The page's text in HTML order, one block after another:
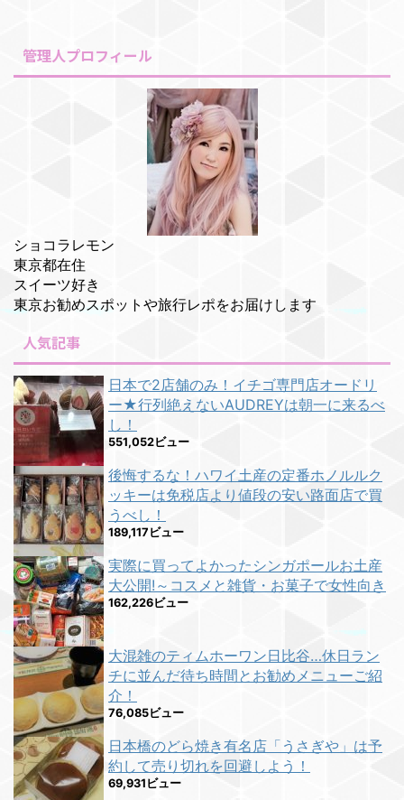
管理人プロフィール
ショコラレモン
東京都在住
スイーツ好き
東京お勧めスポットや旅行レポをお届けします
人気記事
日本で2店舗のみ！イチゴ専門店オードリ
ー★行列絶えないAUDREYは朝一に来るべ
し！
551,052ビュー
後悔するな！ハワイ土産の定番ホノルルク
ッキーは免税店より値段の安い路面店で買
うべし！
189,117ビュー
実際に買ってよかったシンガポールお土産
大公開!～コスメと雑貨・お菓子で女性向き
162,226ビュー
大混雑のティムホーワン日比谷…休日ラン
チに並んだ待ち時間とお勧めメニューご紹
介！
76,085ビュー
日本橋のどら焼き有名店「うさぎや」は予
約して売り切れを回避しよう！
69,931ビュー